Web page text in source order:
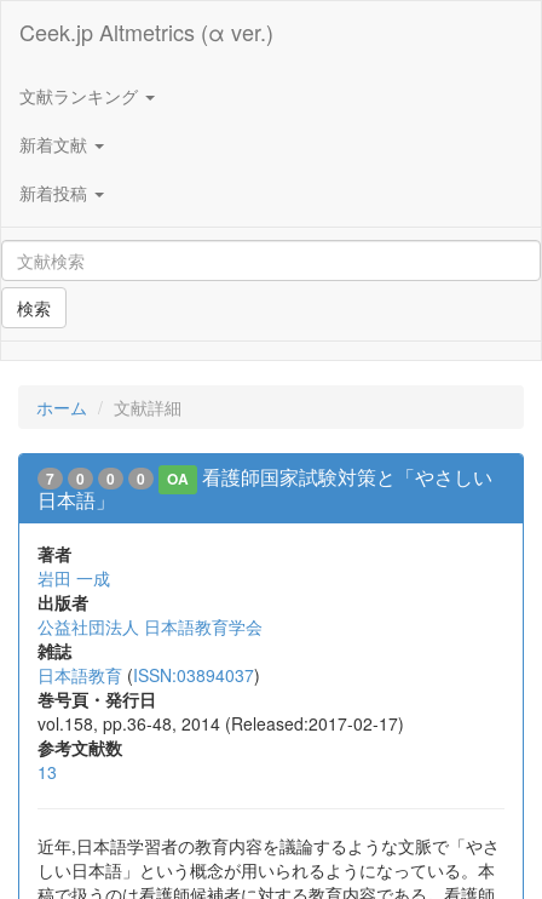
Ceek.jp Altmetrics (α ver.)
文献ランキング
新着文献
新着投稿
検索
ホーム 文献詳細
7 0 0 0 OA
看護師国家試験対策と「やさしい
日本語」
著者
岩田 一成
出版者
公益社団法人 日本語教育学会
雑誌
日本語教育 (ISSN:03894037)
巻号頁・発行日
vol.158, pp.36-48, 2014 (Released:2017-02-17)
参考文献数
13
近年,日本語学習者の教育内容を議論するような文脈で「やさ
しい日本語」という概念が用いられるようになっている。本
稿で扱うのは看護師候補者に対する教育内容である。看護師